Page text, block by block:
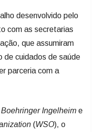
com as secretarias
que assumiram
cuidados de saúde
parceria com a
(WSO), o
Capacitação